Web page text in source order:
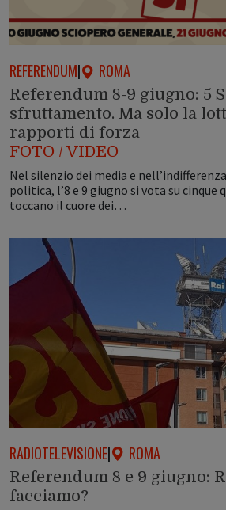
REFERENDUM| ROMA
Referendum 8-9 giugno: 5
sfruttamento. Ma solo la
rapporti di forza
FOTO / VIDEO
Nel silenzio dei media e
politica, l’8 e 9 giugno si vota su cinque
toccano il cuore dei…
RADIOTELEVISIONE| ROMA
Referendum 8 e 9 giugno:
facciamo?